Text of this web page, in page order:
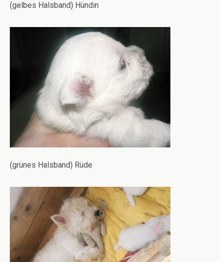
(gelbes Halsband) Hündin
(grünes Halsband) Rüde